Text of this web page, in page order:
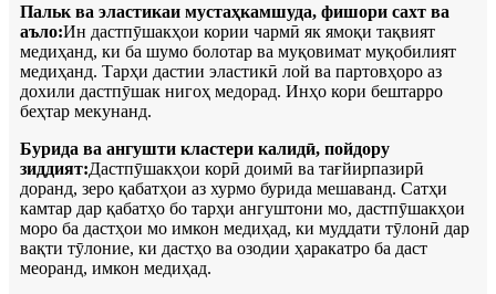
Пальк ва эластикаи мустаҳкамшуда, фишори сахт ва
аъло:Ин дастпӯшакҳои кории чармӣ як ямоқи тақвият
медиҳанд, ки ба шумо болотар ва муқовимат муқобилият
медиҳанд. Тарҳи дастии эластикӣ лой ва партовҳоро аз
дохили дастпӯшак нигоҳ медорад. Инҳо кори бештарро
беҳтар мекунанд.
Бурида ва ангушти кластери калидӣ, пойдору
зиддият:Дастпӯшакҳои корӣ доимӣ ва тағйирпазирӣ
доранд, зеро қабатҳои аз хурмо бурида мешаванд. Сатҳи
камтар дар қабатҳо бо тарҳи ангуштони мо, дастпӯшакҳои
моро ба дастҳои мо имкон медиҳад, ки муддати тӯлонӣ дар
вақти тӯлоние, ки дастҳо ва озодии ҳаракатро ба даст
меоранд, имкон медиҳад.